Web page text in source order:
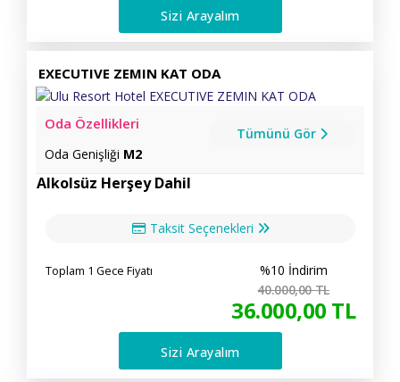
Sizi Arayalım
EXECUTIVE ZEMIN KAT ODA
Oda Özellikleri
Oda Genişliği M2
Tümünü Gör
Alkolsüz Herşey Dahil
Taksit Seçenekleri
Toplam 1 Gece Fiyatı
%10 İndirim
40.000,00TL
36.000,00 TL
Sizi Arayalım